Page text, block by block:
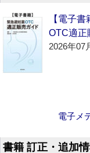
【電子
OTC適正
2026年07
電子メ
書籍 訂正・追加